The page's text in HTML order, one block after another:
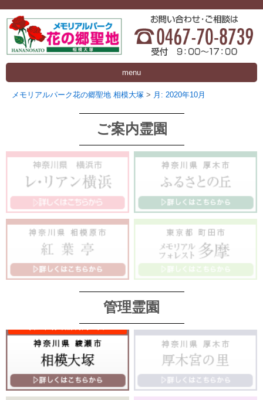
menu
メモリアルパーク花の郷聖地 相模大塚 > 月: 2020年10月
ご案内霊園
管理霊園